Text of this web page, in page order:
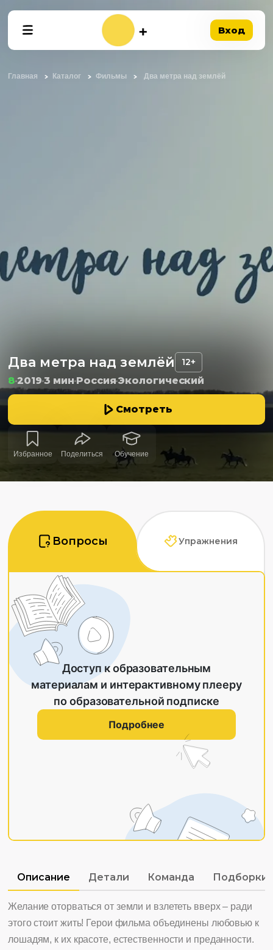
Вход
Главная Каталог Фильмы Два метра над землёй
Два метра над землёй 12+
8 20193 мин РоссияЭкологический
Смотреть
Избранное Поделиться Обучение
Вопросы Упражнения
Доступ к образовательным
материалам и интерактивному плееру
по образовательной подписке
Подробнее
Описание Детали Команда Подборки
Желание оторваться от земли и взлететь вверх – ради
этого стоит жить! Герои фильма объединены любовью к
лошадям, к их красоте, естественности и преданности.